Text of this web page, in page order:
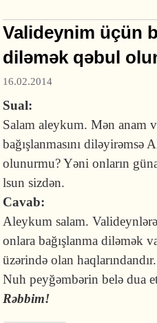
Valideynim üçün
diləmək qəbul
16.02.2014
Sual:
Salam aleykum. Mən anam
bağışlanmasını diləyirəmsə
olunurmu? Yəni onların
lsun sizdən.
Cavab:
Aleykum salam.
onlara bağışlanma diləmək
üzərində olan
Nuh peyğəmbərin belə dua
Rəbbim!